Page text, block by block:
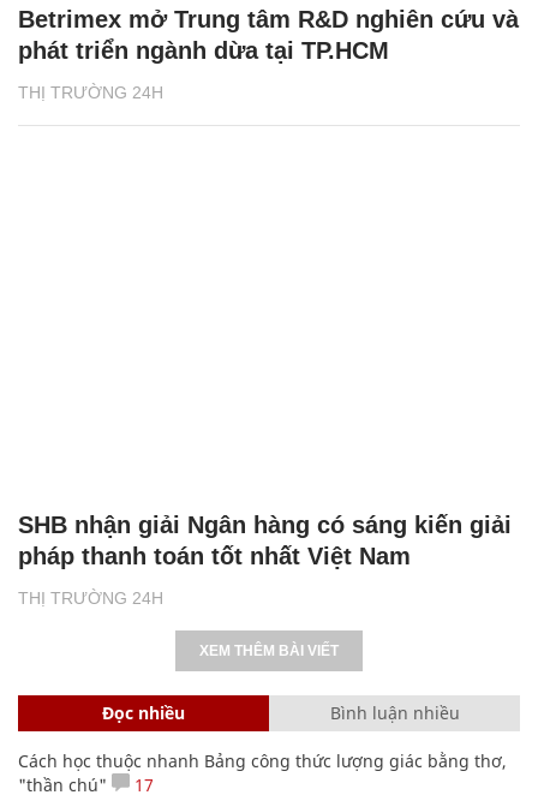
THỊ TRƯỜNG 24H
Betrimex mở Trung tâm R&D nghiên cứu và
phát triển ngành dừa tại TP.HCM
THỊ TRƯỜNG 24H
SHB nhận giải Ngân hàng có sáng kiến giải
pháp thanh toán tốt nhất Việt Nam
XEM THÊM BÀI VIẾT
Đọc nhiều Bình luận nhiều
Cách học thuộc nhanh Bảng công thức lượng giác bằng thơ,
"thần chú"
17